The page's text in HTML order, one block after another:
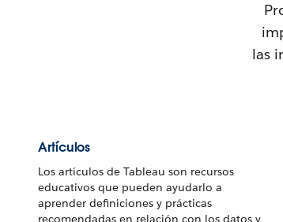
las
Artículos
Los artículos de Tableau son recursos
educativos que pueden ayudarlo a
aprender definiciones y prácticas
recomendadas en relación con los datos y